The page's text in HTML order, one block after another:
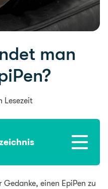
man
Lesezeit
einen EpiPen zu